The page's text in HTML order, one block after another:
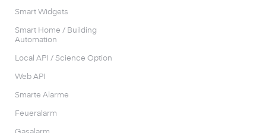
Smart Widgets
Smart Home / Building
Automation
Local API / Science Option
Web API
Smarte Alarme
Feueralarm